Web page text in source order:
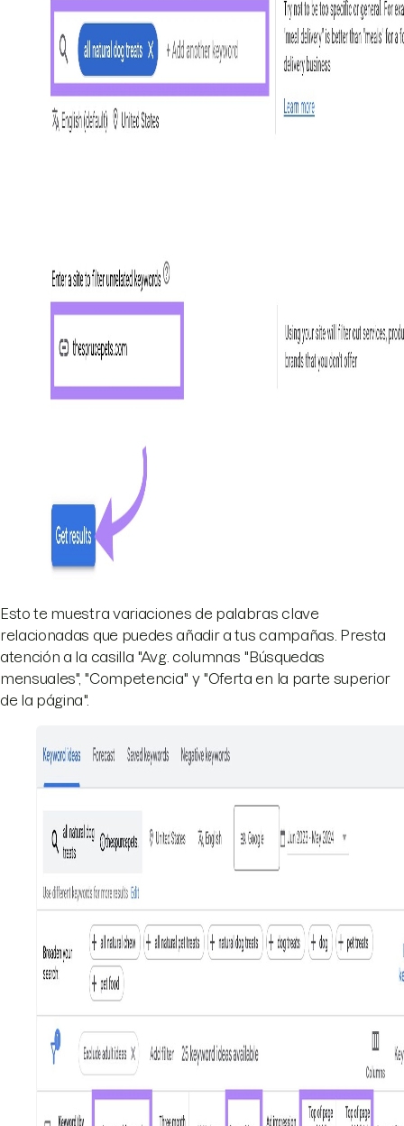
Esto te muestra variaciones de palabras clave
relacionadas que puedes añadir a tus campañas. Presta
atención a la casilla "Avg. columnas "Búsquedas
mensuales", "Competencia" y "Oferta en la parte superior
de la página".